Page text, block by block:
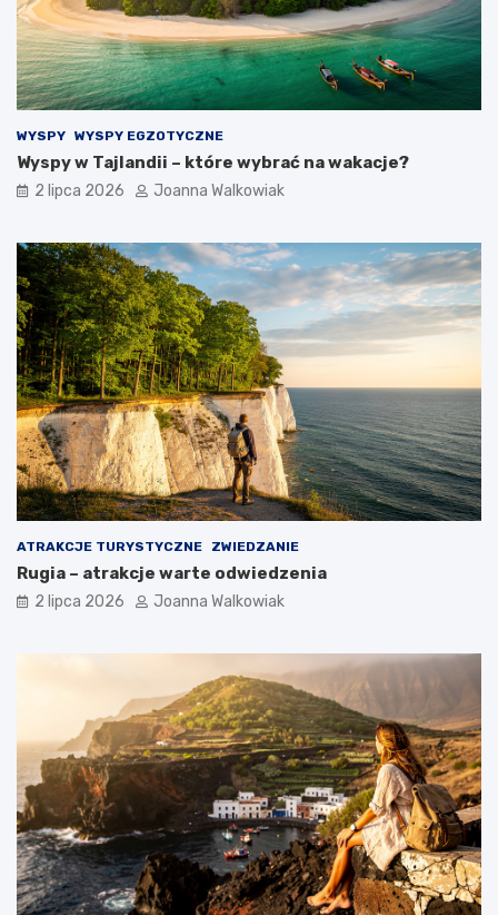
WYSPY WYSPY EGZOTYCZNE
Wyspy w Tajlandii – które wybrać na wakacje?
2 lipca 2026 Joanna Walkowiak
ATRAKCJE TURYSTYCZNE ZWIEDZANIE
Rugia – atrakcje warte odwiedzenia
2 lipca 2026 Joanna Walkowiak